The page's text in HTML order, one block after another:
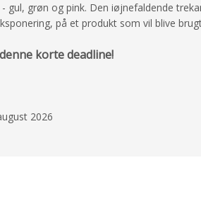
grøn og pink. Den iøjnefaldende
på et produkt som vil blive
korte deadline!
2026